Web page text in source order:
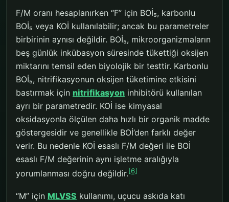
F/M oranı hesaplanırken “F” için BOİ₅, karbonlu
BOİ₅ veya KOİ kullanılabilir; ancak bu parametreler
birbirinin aynısı değildir. BOİ₅, mikroorganizmaların
beş günlük inkübasyon süresinde tükettiği oksijen
miktarını temsil eden biyolojik bir testtir. Karbonlu
BOİ₅, nitrifikasyonun oksijen tüketimine etkisini
bastırmak için nitrifikasyon inhibitörü kullanılan
ayrı bir parametredir. KOİ ise kimyasal
oksidasyonla ölçülen daha hızlı bir organik madde
göstergesidir ve genellikle BOİ’den farklı değer
verir. Bu nedenle KOİ esaslı F/M değeri ile BOİ
esaslı F/M değerinin aynı işletme aralığıyla
yorumlanması doğru değildir.[6]
“M” için MLVSS kullanımı, uçucu askıda katı